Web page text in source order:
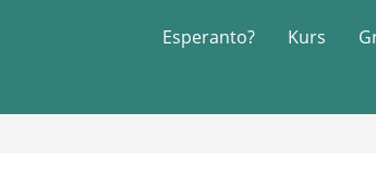
Esperanto? Kurs